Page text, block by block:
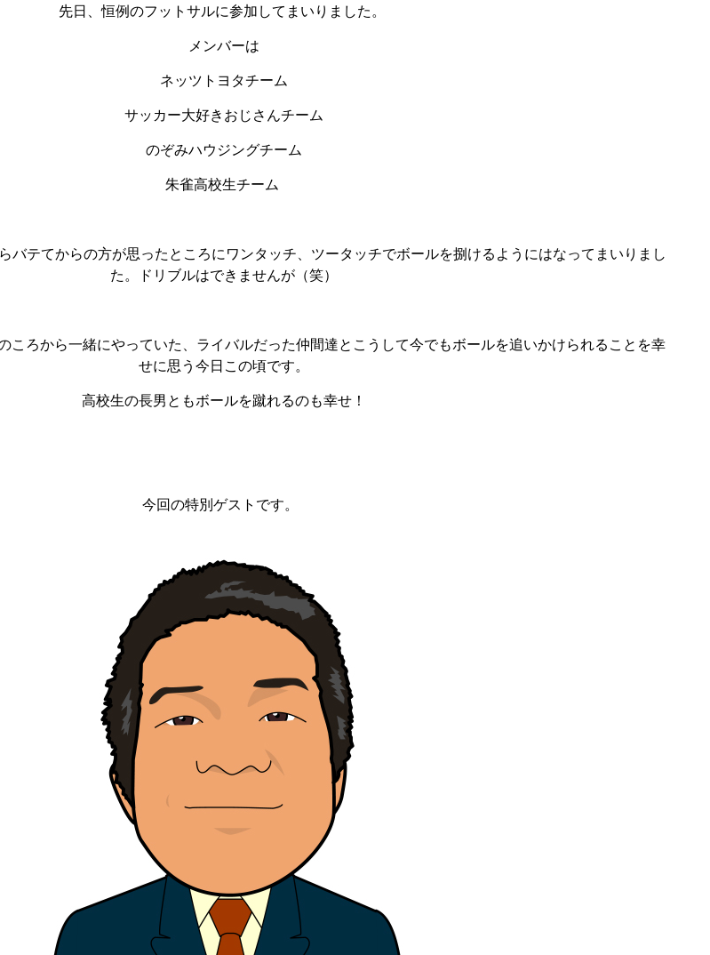
先日、恒例のフットサルに参加してまいりました。
メンバーは
ネッツトヨタチーム
サッカー大好きおじさんチーム
のぞみハウジングチーム
朱雀高校生チーム
バテてからの方が思ったところにワンタッチ、ツータッチでボールを捌けるようにはなってまいりまし
た。ドリブルはできませんが（笑）
ころから一緒にやっていた、ライバルだった仲間達とこうして今でもボールを追いかけられることを幸
せに思う今日この頃です。
高校生の長男ともボールを蹴れるのも幸せ！
今回の特別ゲストです。